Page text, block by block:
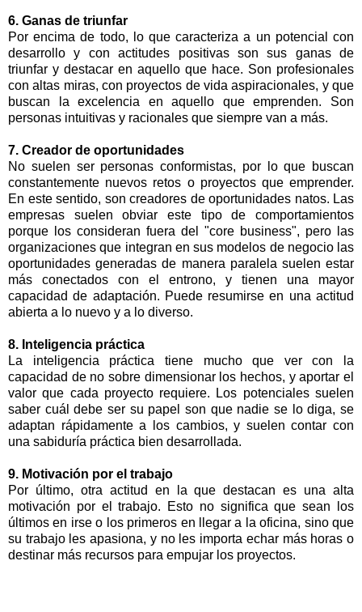
6. Ganas de triunfar
Por encima de todo, lo que caracteriza a un potencial con
desarrollo y con actitudes positivas son sus ganas de
triunfar y destacar en aquello que hace. Son profesionales
con altas miras, con proyectos de vida aspiracionales, y que
buscan la excelencia en aquello que emprenden. Son
personas intuitivas y racionales que siempre van a más.
7. Creador de oportunidades
No suelen ser personas conformistas, por lo que buscan
constantemente nuevos retos o proyectos que emprender.
En este sentido, son creadores de oportunidades natos. Las
empresas suelen obviar este tipo de comportamientos
porque los consideran fuera del "core business", pero las
organizaciones que integran en sus modelos de negocio las
oportunidades generadas de manera paralela suelen estar
más conectados con el entrono, y tienen una mayor
capacidad de adaptación. Puede resumirse en una actitud
abierta a lo nuevo y a lo diverso.
8. Inteligencia práctica
La inteligencia práctica tiene mucho que ver con la
capacidad de no sobre dimensionar los hechos, y aportar el
valor que cada proyecto requiere. Los potenciales suelen
saber cuál debe ser su papel son que nadie se lo diga, se
adaptan rápidamente a los cambios, y suelen contar con
una sabiduría práctica bien desarrollada.
9. Motivación por el trabajo
Por último, otra actitud en la que destacan es una alta
motivación por el trabajo. Esto no significa que sean los
últimos en irse o los primeros en llegar a la oficina, sino que
su trabajo les apasiona, y no les importa echar más horas o
destinar más recursos para empujar los proyectos.